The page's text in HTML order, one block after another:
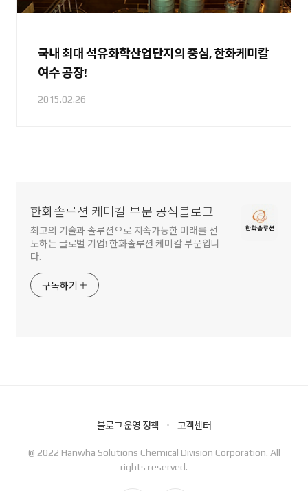
국내 최대 석유화학산업단지의 중심, 한화케미칼
여수 공장!
2015.02.26
한화솔루션 케미칼 부문 공식블로그
최고의 기술과 솔루션으로 지속가능한 미래를 선
도하는 글로벌 기업! 한화솔루션 케미칼 부문입니
다.
구독하기
블로그 운영 정책 고객센터
@ 2022 Hanwha Solutions Chemical Division Corporation. All
rights reserved.